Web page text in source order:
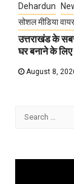
Dehardun
सोशल मीडिया
उत्तराखंड के
घर बनाने के लिए
August 8,
Search